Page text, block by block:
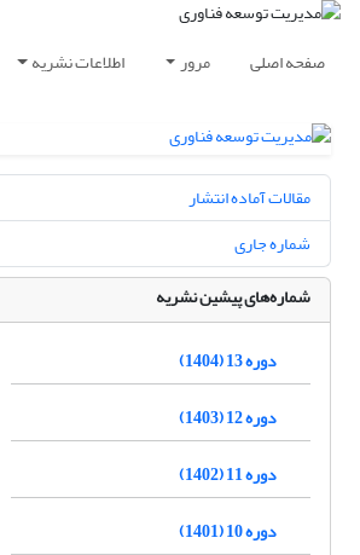
صفحه اصلی مرور اطلاعات نشریه
مقالات آماده انتشار
شماره جاری
شماره‌های پیشین نشریه
دوره 13 (1404)
دوره 12 (1403)
دوره 11 (1402)
دوره 10 (1401)